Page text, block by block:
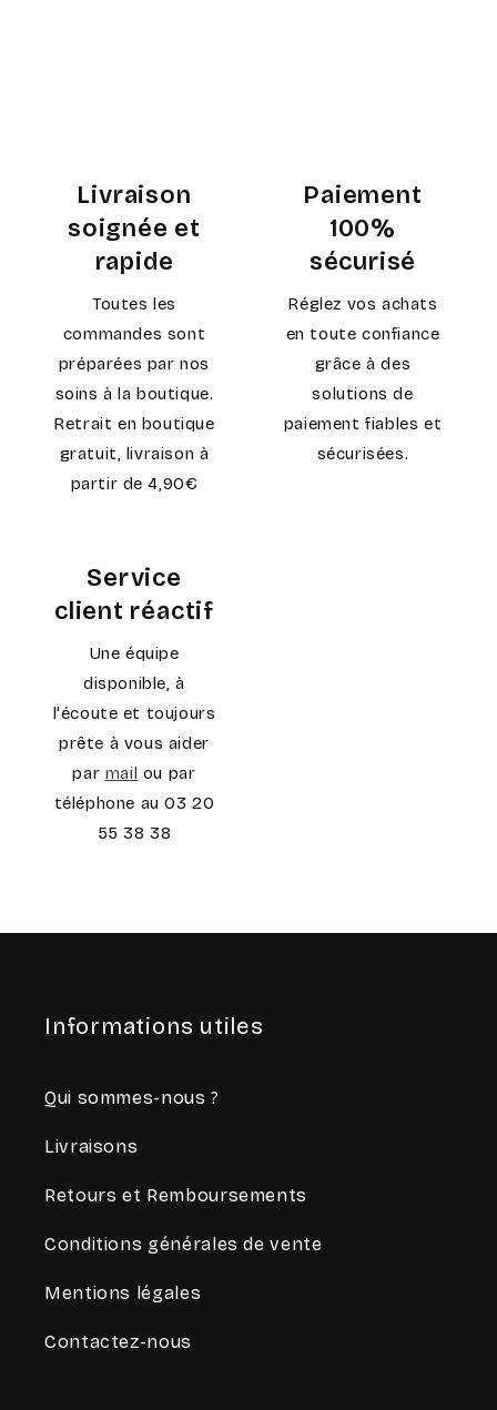
Livraison
soignée et
rapide
Toutes les
commandes sont
préparées par nos
soins à la boutique.
Retrait en boutique
gratuit, livraison à
partir de 4,90€
Paiement
100%
sécurisé
Réglez vos achats
en toute confiance
grâce à des
solutions de
paiement fiables et
sécurisées.
Service
client réactif
Une équipe
disponible, à
l'écoute et toujours
prête à vous aider
par mail ou par
téléphone au 03 20
55 38 38
Informations utiles
Qui sommes-nous ?
Livraisons
Retours et Remboursements
Conditions générales de vente
Mentions légales
Contactez-nous